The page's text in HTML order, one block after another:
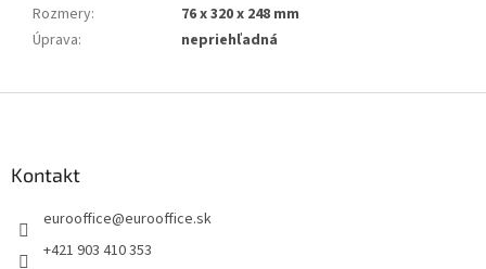
Rozmery:
76 x 320 x 248 mm
Úprava: nepriehľadná
Kontakt
eurooffice@eurooffice.sk
+421 903 410 353